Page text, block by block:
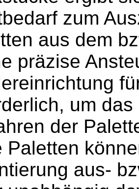
zum
aus dem
präzise
um
der
Paletten
aus-